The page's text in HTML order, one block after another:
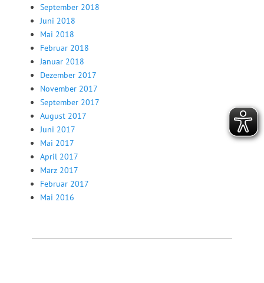
September 2018
Juni 2018
Mai 2018
Februar 2018
Januar 2018
Dezember 2017
November 2017
September 2017
August 2017
Juni 2017
Mai 2017
April 2017
März 2017
Februar 2017
Mai 2016